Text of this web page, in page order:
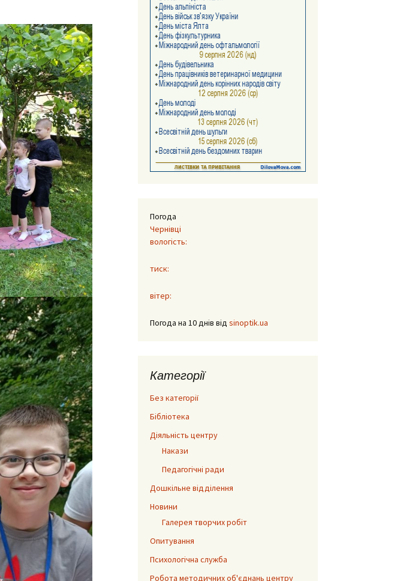
Погода
Чернівці
вологість:
тиск:
вітер:
Погода на 10 днів від sinoptik.ua
Категорії
Без категорії
Бібліотека
Діяльність центру
Накази
Педагогічні ради
Дошкільне відділення
Новини
Галерея творчих робіт
Опитування
Психологічна служба
Робота методичних об'єднань центру